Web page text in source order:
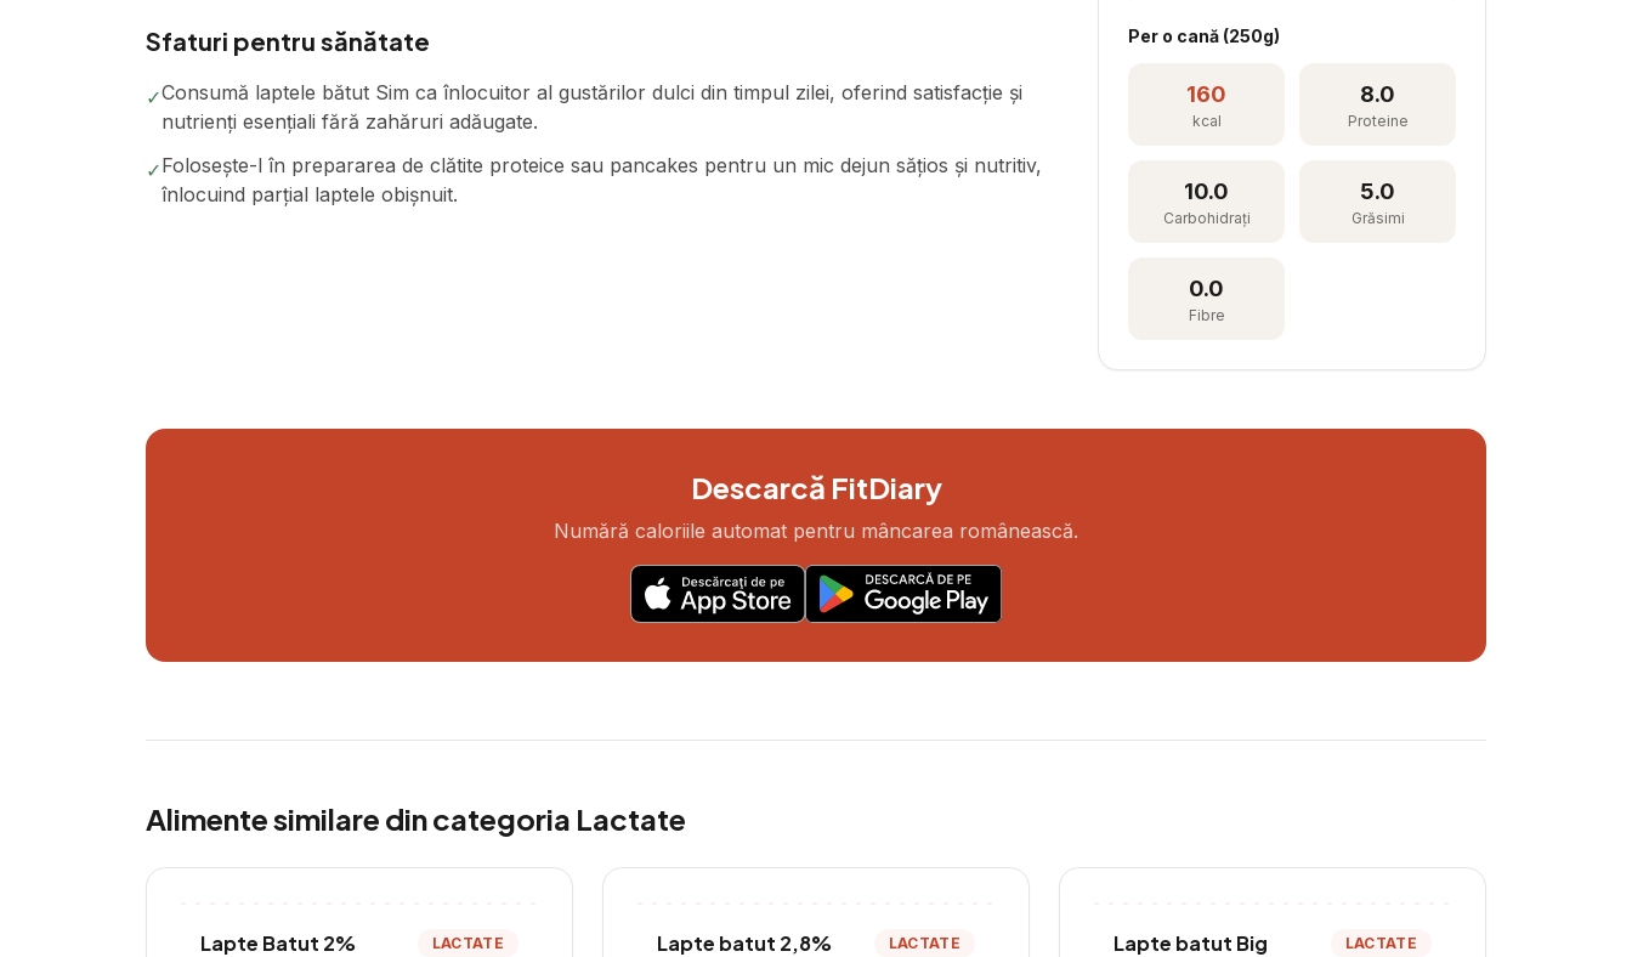
Sfaturi pentru sănătate
✓Consumă laptele bătut Sim ca înlocuitor al gustărilor dulci din timpul zilei, oferind satisfacție și
nutrienți esențiali fără zahăruri adăugate.
✓Folosește-l în prepararea de clătite proteice sau pancakes pentru un mic dejun sățios și nutritiv,
înlocuind parțial laptele obișnuit.
Per o cană (250g)
160
kcal
8.0
Proteine
10.0
Carbohidrați
5.0
Grăsimi
0.0
Fibre
Descarcă FitDiary
Numără caloriile automat pentru mâncarea românească.
Alimente similare din categoria Lactate
Lapte Batut 2%
LACTATE
Lapte batut 2,8%
LACTATE
Lapte batut Big
LACTATE